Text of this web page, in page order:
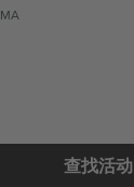
MA
查找活动